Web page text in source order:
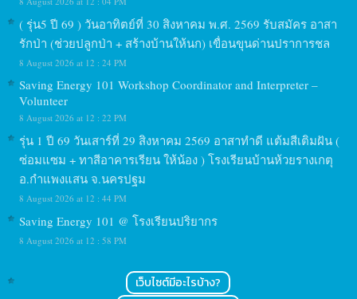
( รุ่น5 ปี 69 ) วันอาทิตย์ที่ 30 สิงหาคม พ.ศ. 2569 รับสมัคร อาสา
รักป่า (ช่วยปลูกป่า + สร้างบ้านให้นก) เขื่อนขุนด่านปราการชล
8 August 2026 at 12 : 24 PM
Saving Energy 101 Workshop Coordinator and Interpreter –
Volunteer
8 August 2026 at 12 : 22 PM
รุ่น 1 ปี 69 วันเสาร์ที่ 29 สิงหาคม 2569 อาสาทำดี แต้มสีเติมฝัน (
ซ่อมแซม + ทาสีอาคารเรียน ให้น้อง ) โรงเรียนบ้านห้วยรางเกตุ
อ.กำแพงแสน จ.นครปฐม
8 August 2026 at 12 : 44 PM
Saving Energy 101 @ โรงเรียนปริยากร
8 August 2026 at 12 : 58 PM
เว็บไซต์มีอะไรบ้าง?